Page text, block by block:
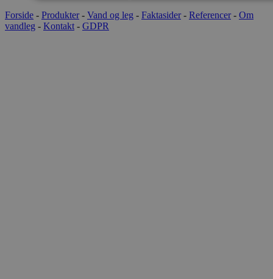
Forside - Produkter- Vand og leg - Faktasider- Referencer- Om
vandleg - Kontakt - GDPR